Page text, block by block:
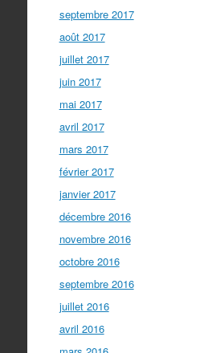
septembre 2017
août 2017
juillet 2017
juin 2017
mai 2017
avril 2017
mars 2017
février 2017
janvier 2017
décembre 2016
novembre 2016
octobre 2016
septembre 2016
juillet 2016
avril 2016